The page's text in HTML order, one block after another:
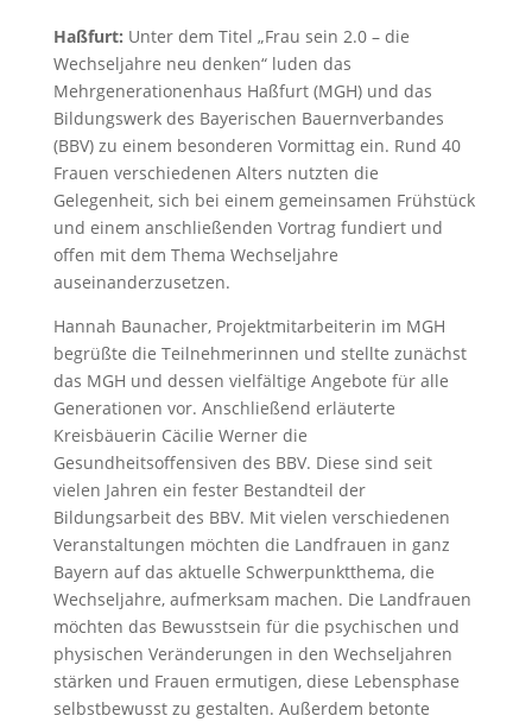
Haßfurt: Unter dem Titel „Frau sein 2.0 – die
Wechseljahre neu denken“ luden das
Mehrgenerationenhaus Haßfurt (MGH) und das
Bildungswerk des Bayerischen Bauernverbandes
(BBV) zu einem besonderen Vormittag ein. Rund 40
Frauen verschiedenen Alters nutzten die
Gelegenheit, sich bei einem gemeinsamen Frühstück
und einem anschließenden Vortrag fundiert und
offen mit dem Thema Wechseljahre
auseinanderzusetzen.
Hannah Baunacher, Projektmitarbeiterin im MGH
begrüßte die Teilnehmerinnen und stellte zunächst
das MGH und dessen vielfältige Angebote für alle
Generationen vor. Anschließend erläuterte
Kreisbäuerin Cäcilie Werner die
Gesundheitsoffensiven des BBV. Diese sind seit
vielen Jahren ein fester Bestandteil der
Bildungsarbeit des BBV. Mit vielen verschiedenen
Veranstaltungen möchten die Landfrauen in ganz
Bayern auf das aktuelle Schwerpunktthema, die
Wechseljahre, aufmerksam machen. Die Landfrauen
möchten das Bewusstsein für die psychischen und
physischen Veränderungen in den Wechseljahren
stärken und Frauen ermutigen, diese Lebensphase
selbstbewusst zu gestalten. Außerdem betonte